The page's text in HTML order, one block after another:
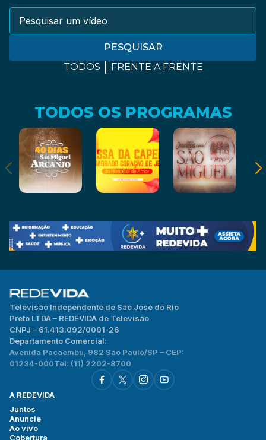
PESQUISAR
TODOS
FRENTE A FRENTE
TODOS OS PROGRAMAS
Televisão Independente de São José do Rio
Preto LTDA – REDEVIDA de Televisão
CNPJ – 61.413.092/0001-26
Departamento Comercial:
Avenida Pacaembu, 982 São Paulo/SP – CEP:
01234-000Tel: (11) 2202-8700
A REDEVIDA
Juntos
Anuncie
Ao vivo
Cobertura